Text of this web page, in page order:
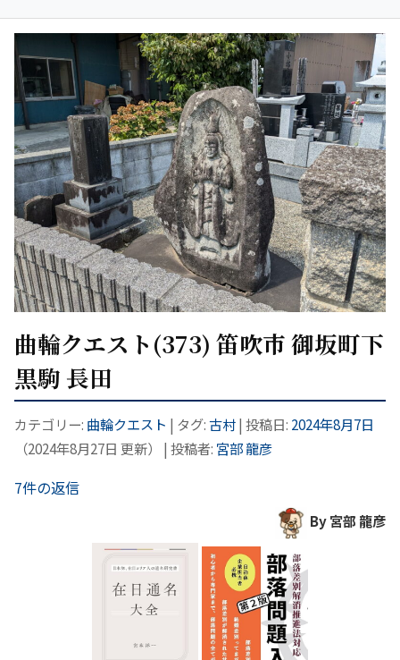
曲輪クエスト(373) 笛吹市 御坂町下
黒駒 長田
カテゴリー: 曲輪クエスト | タグ:古村| 投稿日: 2024年8月7日
（2024年8月27日 更新） | 投稿者: 宮部 龍彦
7件の返信
By 宮部 龍彦